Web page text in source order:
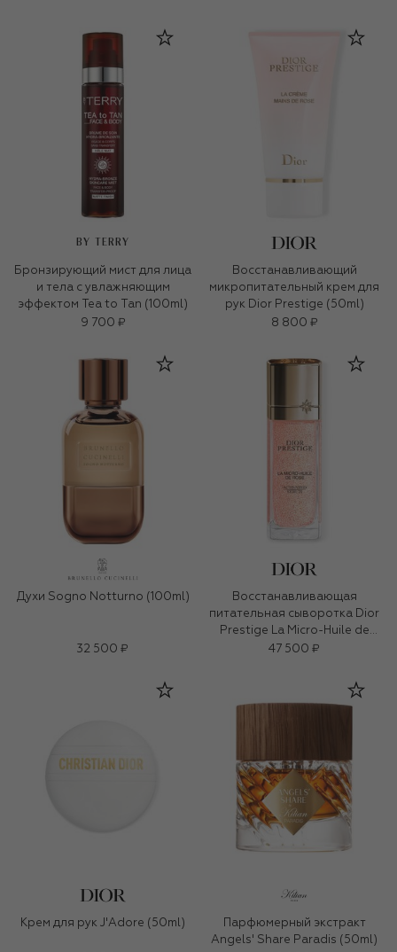
BY TERRY
Бронзирующий мист для лица
и тела с увлажняющим
эффектом Tea to Tan (100ml)
9 700 ₽
Восстанавливающий
микропитательный крем для
рук Dior Prestige (50ml)
8 800 ₽
Духи Sogno Notturno (100ml)
32 500 ₽
Восстанавливающая
питательная сыворотка Dior
Prestige La Micro-Huile de
Rose (50ml)
47 500 ₽
Крем для рук J'Adore (50ml)
Парфюмерный экстракт
Angels' Share Paradis (50ml)